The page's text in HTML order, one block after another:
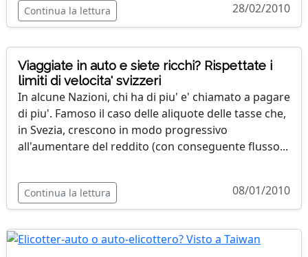
Continua la lettura 28/02/2010
Viaggiate in auto e siete ricchi? Rispettate i
limiti di velocita' svizzeri
In alcune Nazioni, chi ha di piu' e' chiamato a pagare
di piu'. Famoso il caso delle aliquote delle tasse che,
in Svezia, crescono in modo progressivo
all'aumentare del reddito (con conseguente flusso...
Continua la lettura 08/01/2010